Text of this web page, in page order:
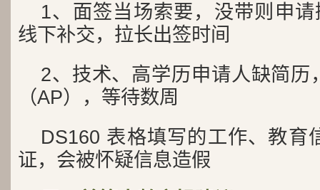
1、面签当场索要，没带则申
线下补交，拉长出签时间
2、技术、高学历申请人缺简历
（AP），等待数周
DS160 表格填写的工作、教育
证，会被怀疑信息造假